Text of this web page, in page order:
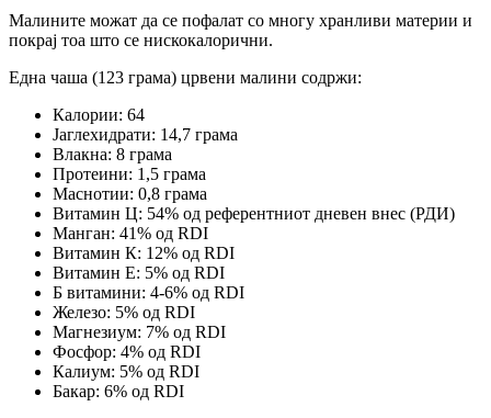
Малините можат да се пофалат со многу хранливи материи и
покрај тоа што се нискокалорични.
Една чаша (123 грама) црвени малини содржи:
Калории: 64
Јаглехидрати: 14,7 грама
Влакна: 8 грама
Протеини: 1,5 грама
Маснотии: 0,8 грама
Витамин Ц: 54% од референтниот дневен внес (РДИ)
Манган: 41% од RDI
Витамин К: 12% од RDI
Витамин Е: 5% од RDI
Б витамини: 4-6% од RDI
Железо: 5% од RDI
Магнезиум: 7% од RDI
Фосфор: 4% од RDI
Калиум: 5% од RDI
Бакар: 6% од RDI